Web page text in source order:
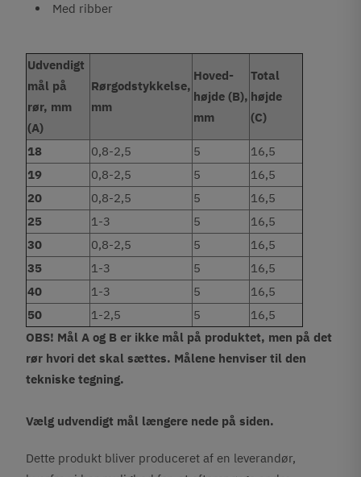
Med ribber
Udvendigt
mål på
rør, mm
(A)
Rørgodstykkelse,
mm
Hoved-
højde (B),
mm
Total
højde
(C)
18 0,8-2,5 5
16,5
19
0,8-2,5 5
16,5
20
0,8-2,5 5
16,5
25
1-3 5
16,5
30
0,8-2,5 5
16,5
35
1-3 5
16,5
40
1-3 5
16,5
50
1-2,5 5
16,5
OBS! Mål A og B er ikke mål på produktet, men på det
rør hvori det skal sættes. Målene henviser til den
tekniske tegning.
Vælg udvendigt mål længere nede på siden.
Dette produkt bliver produceret af en leverandør,